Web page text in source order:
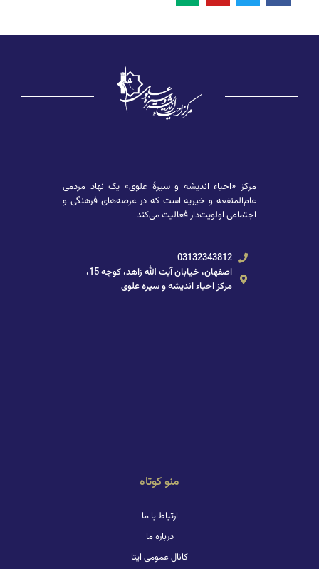
مرکز «احیاء اندیشه و سیرۀ علوی» یک نهاد مردمی
عام‌المنفعه و خیریه است که در عرصه‌های فرهنگی و
اجتماعی اولویت‌دار فعالیت می‌کند.
03132343812
اصفهان، خیابان آیت الله زاهد، کوچه 15،
مرکز احیاء اندیشه و سیره علوی
منو کوتاه
ارتباط با ما
درباره ما
کانال عمومی ایتا